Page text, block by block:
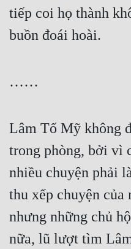
tiếp coi họ thành
buồn đoái hoài.
……
Lâm Tố Mỹ không
trong phòng, bởi vì
nhiều chuyện phải
thu xếp chuyện của
nhưng những chủ
nữa, lũ lượt tìm